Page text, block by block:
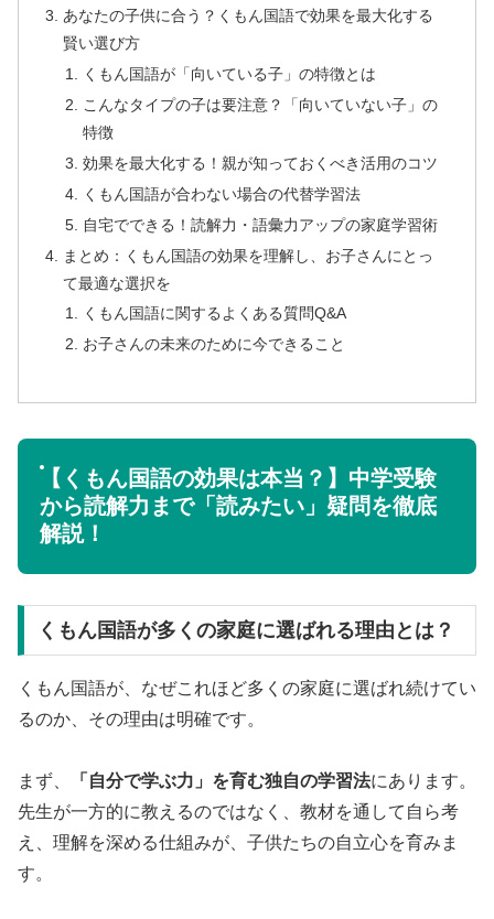
あなたの子供に合う？くもん国語で効果を最大化する
賢い選び方
くもん国語が「向いている子」の特徴とは
こんなタイプの子は要注意？「向いていない子」の
特徴
効果を最大化する！親が知っておくべき活用のコツ
くもん国語が合わない場合の代替学習法
自宅でできる！読解力・語彙力アップの家庭学習術
まとめ：くもん国語の効果を理解し、お子さんにとっ
て最適な選択を
くもん国語に関するよくある質問Q&A
お子さんの未来のために今できること
【くもん国語の効果は本当？】中学受験
から読解力まで「読みたい」疑問を徹底
解説！
くもん国語が多くの家庭に選ばれる理由とは？
くもん国語が、なぜこれほど多くの家庭に選ばれ続けてい
るのか、その理由は明確です。
まず、 「自分で学ぶ力」を育む独自の学習法にあります。
先生が一方的に教えるのではなく、教材を通して自ら考
え、理解を深める仕組みが、子供たちの自立心を育みま
す。